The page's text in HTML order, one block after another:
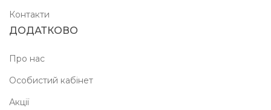
Контакти
ДОДАТКОВО
Про нас
Особистий кабінет
Акції